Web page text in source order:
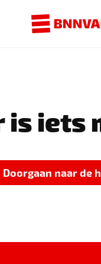
is iets
Doorgaan naar de